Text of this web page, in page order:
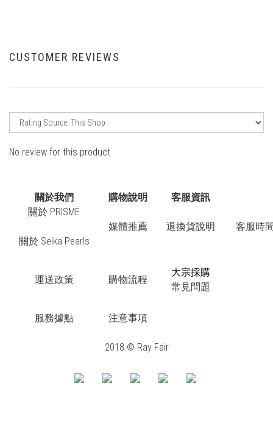
CUSTOMER REVIEWS
No review for this product
關於我們 購物說明
客服資訊
關於 PRISME
關於 Seika Pearls
媒體推薦 退換貨說明 客服時
運送政策 購物流程
大宗採購
常見問題
服務據點 注意事項
2018 © Ray Fair